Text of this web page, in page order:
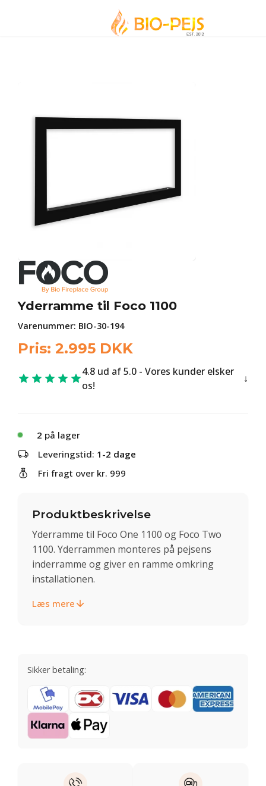
Yderramme til Foco 1100
Varenummer: BIO-30-194
Pris: 2.995 DKK
4.8 ud af 5.0 - Vores kunder elsker
os!
2 på lager
Leveringstid: 1-2 dage
Fri fragt over kr. 999
Produktbeskrivelse
Yderramme til Foco One 1100 og Foco Two
1100. Yderrammen monteres på pejsens
inderramme og giver en ramme omkring
installationen.
Læs mere
Sikker betaling: